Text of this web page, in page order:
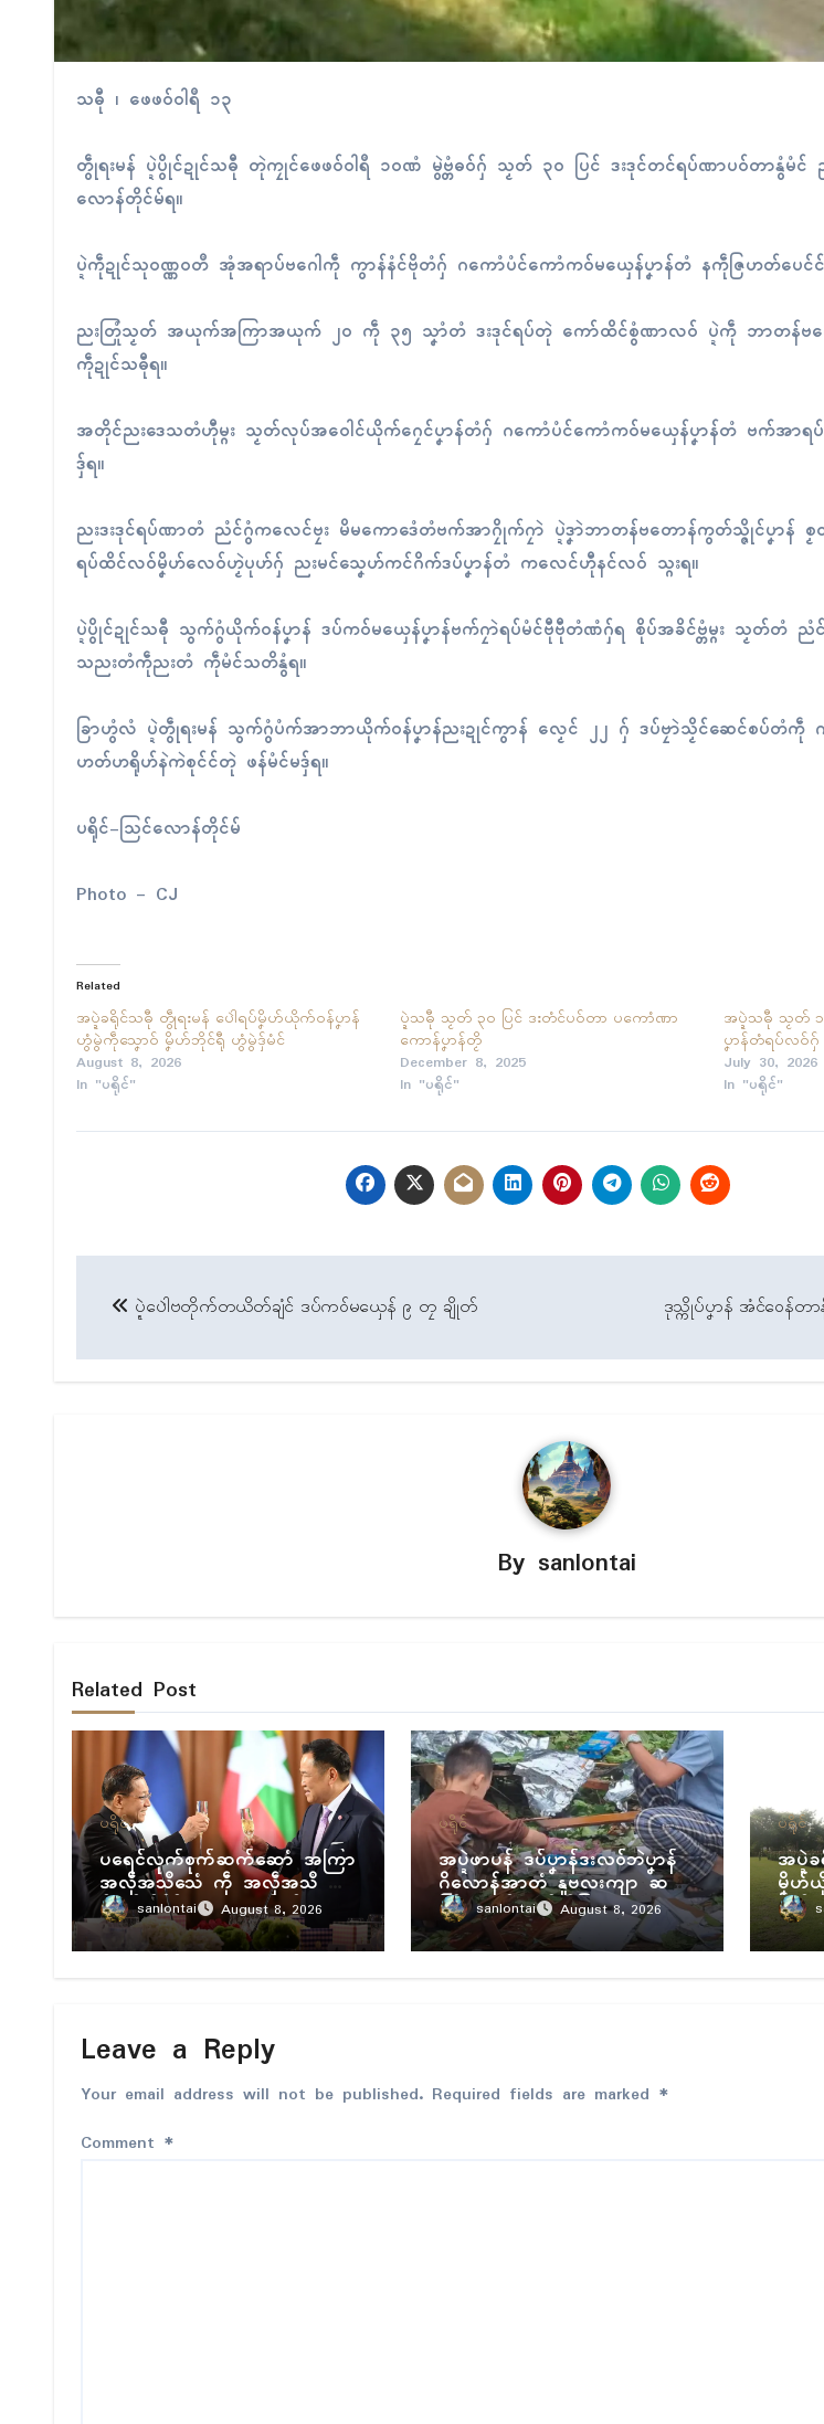
သဓီု ၊ ဖေဖဝ်ဝါရဳ ၁၃
တွဵုရးမန် ပ္ဍဲပွိုၚ်ဍုၚ်သဓီု တုဲကၠုၚ်ဖေဖဝ်ဝါရဳ ၁၀ဏံ မွဲဗ္တံဓဝ်ဂှ် သၟတ် ၃၀ ပြၚ် ဒးဒုၚ်တၚ်ရပ်ဏာပဝ်တာနွံမံ
လောန်တိုၚ်မ်ရ။
ပ္ဍဲကဵုဍုၚ်သုဝဏ္ဏဝတဳ အုံအရာပ်ဗဂေါကဵု ကွာန်နံၚ်ဗိုတံဂှ် ဂကောံပံၚ်ကောံကဝ်မယှေန်ပၞာန်တံ နကဵုဇြဟတ်ပေ
ညးတြုံသၟတ် အယုက်အကြာအယုက် ၂၀ ကဵု ၃၅ သၞာံတံ ဒးဒုၚ်ရပ်တုဲ ကော်ထိၚ်စွံဏာလဝ် ပ္ဍဲကဵု ဘာတန်ဗတ
ကဵုဍုၚ်သဓီုရ။
အတိုၚ်ညးဒေသတံဟီုမ္ဂး သၟတ်လုပ်အဝေါၚ်ယိုက်ဂၠေၚ်ပၞာန်တံဂှ် ဂကောံပံၚ်ကောံကဝ်မယှေန်ပၞာန်တံ ဗက်အာ
ဒှ်ရ။
ညးဒးဒုၚ်ရပ်ဏာတံ ညံၚ်ဂွံကလေၚ်ဗၠး မိမကောဒေံတံဗက်အာဂၠိုက်ဂၠာဲ ပ္ဍဲဒၞာဲဘာတန်ဗတောန်ကွတ်သ္ဇိုၚ်ပၞာန်
ရပ်ထိၚ်လဝ်မၞိဟ်လေဝ်ဟၟဲပုဟ်ဂှ် ညးမၚ်သၞေဟ်ကၚ်ဂိက်ဒပ်ပၞာန်တံ ကလေၚ်ဟီုနၚ်လဝ် သ္ဂးရ။
ပ္ဍဲပွိုၚ်ဍုၚ်သဓီု သွက်ဂွံယိုက်ဝန်ပၞာန် ဒပ်ကဝ်မယှေန်ပၞာန်ဗက်ဂၠာဲရပ်မံၚ်ဗီုဗီုတံဏံဂှ်ရ စိုပ်အခိၚ်ဗ္တံမ္ဂး သၟတ်တံ ညံ
သညးတံကဵုညးတံ ကဵုမံၚ်သတိနွံရ။
ခြာဟွံလံ ပ္ဍဲတွဵုရးမန် သွက်ဂွံပံက်အာဘာယိုက်ဝန်ပၞာန်ညးဍုၚ်ကွာန် လၟေၚ် ၂၂ ဂှ် ဒပ်ဗၠာဲသၟိၚ်ဆေၚ်စပ်တံကဵု
ဟတ်ဟရိုဟ်နဲကဲစုၚ်ၚ်တုဲ ဖန်မံၚ်မဒှ်ရ။
ပရိုၚ်-သြၚ်လောန်တိုၚ်မ်
Photo – CJ
Related
အပ္ဍဲခရိုၚ်သဓီု တွဵုရးမန် ပေါဲရပ်မၞိဟ်ယိုက်ဝန်ပၞာန်
ဟွံမွဲကဵုသၞောဝ် မၞိဟ်ဘိုၚ်ရီု ဟွံမွဲဒှ်မံၚ်
August 8, 2026
In "ပရိုၚ်"
ပ္ဍဲသဓီု သၟတ် ၃၀ ပြၚ် ဒးတံၚ်ပဝ်တာ ပကောံဏာ
ကောန်ပၞာန်တၟိ
December 8, 2025
In "ပရိုၚ်"
အပ္ဍဲသဓီု သၟတ်
ပၞာန်တံရပ်လဝ်
July 30, 2026
In "ပရိုၚ်"
navigation
ပ္ဍဲပေါဲဗတိုက်တယိတ်ချံၚ် ဒပ်ကဝ်မယှေန် ၉ တၠ ချိုတ် ဒုသ္ကိုပ်ပၞာန် အံၚ်ဝေန်တာ
By sanlontai
Related Post
ပရိုၚ်
ပရေၚ်လုက်စုက်ဆက်ဆောံ အကြာ
အလဵုအသဳသေံ ကဵု အလဵုအသဳ မေ
န်အံၚ်လှိုၚ်ဂှ် လတူပရေၚ်ပၠန်ဂတး
ပရေၚ်ဇီုကပိုက် နွံကၠုၚ်မာန်ဟာ
sanlontai August 8, 2026
ပရိုၚ်
အပ္ဍဲဖာပန် ဒပ်ပၞာန်ဒးလဝ်ဘဲပၞာန်
ဂိလောန်အာတံ နူဗလးကျာ ဆက်
ကြဳဖျေံဗုမ် ဇၞော်ကဵုဇြဟတ်
sanlontai August 8, 2026
ပရိုၚ်
အပ္ဍဲ
မၞိဟ်
မၞိဟ်
Leave a Reply
Your email address will not be published. Required fields are marked *
Comment *